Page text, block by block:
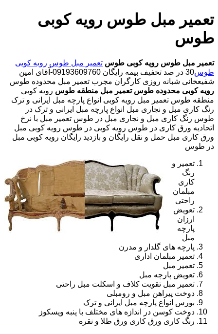
تعمیر مبل طوس رویه کوبی
طوس
تعمیر مبل طوس رویه کوبی طوس تعمیر مبل طوس رویه کوبی
طوس
30 در صد تخفیف بیمه رایگان 09193609760-آقای امین
شفیعخانی شبانه روزی کارگران مجرب تعمیر مبل محدوده طوس
رویه کوبی محدوده طوس تعمیر مبل منطقه طوس رویه کوبی
منطقه طوس تعمیر مبل رویه کوبی انواع پارچه مبل ایرانی و ترک
رنگ کاری مبل و نجاری مبل انواع پارچه مبل ایرانی و ترک در
طوس رنگ کاری مبل و نجاری مبل در طوس تعمیر مبل با نرخ
اتحادیه ورق کاری در طوس رویه کوبی در طوس رویه کوبی مبل
ورق کاری مبل حمل و نقل رایگان و بازدید رایگان رویه کوبی مبل
در طوس
تعمیر و
رنگ
کاری
مبلمان
راحتی
تعویض
ارزان
پارچه
مبل
پارچه های گلدار و مدرن
تعمیر مبلمان اداری
تعمیر مبل
تعویض پارچه مبل
تعمیر مبل تقویت کلاف و اسکلت مبل راحتی
دوخت پیراهن مبل و رومبلی
بورس انواع پارچه مبل ایرانی و ترک
دوخت کوسن در اندازه های مختلف با پنبه ویسکوز
رنگ کاری ورق کاری ورق طلا و نقره